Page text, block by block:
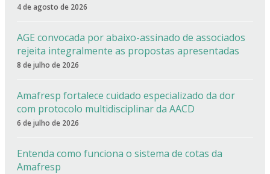
4 de agosto de 2026
AGE convocada por abaixo-assinado de associados
rejeita integralmente as propostas apresentadas
8 de julho de 2026
Amafresp fortalece cuidado especializado da dor
com protocolo multidisciplinar da AACD
6 de julho de 2026
Entenda como funciona o sistema de cotas da
Amafresp